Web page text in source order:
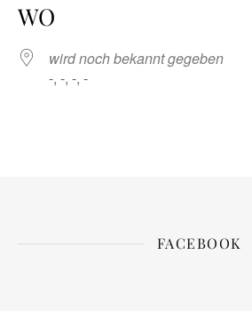
WO
wird noch bekannt gegeben
-, -, -, -
FACEBOOK